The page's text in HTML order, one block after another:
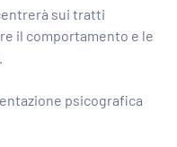
sui tratti
il comportamento e le
psicografica